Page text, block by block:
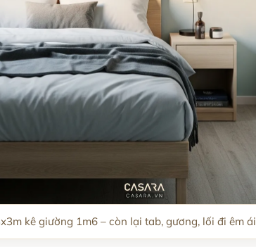
kê giường 1m6 – còn lại tab, gương, lối đi êm ái